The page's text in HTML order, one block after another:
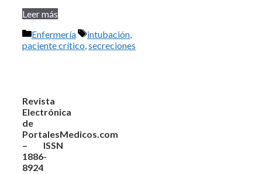
Leer más
Categorías
Enfermería Etiquetas
intubación,
paciente crítico,secreciones
Revista
Electrónica
de
PortalesMedicos.com
– ISSN
1886-
8924